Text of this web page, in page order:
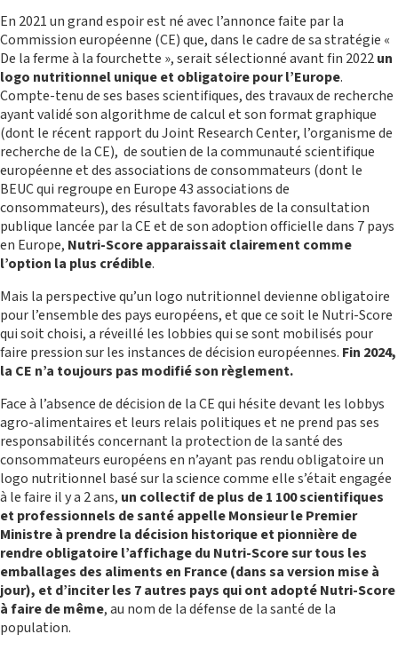
MISSIONS INTERNATIONALES
ACTIONS DE PLAIDOYER
RECHERCHE
En 2021 un grand espoir est né avec l’annonce faite par la
Commission européenne (CE) que, dans le cadre de sa stratégie «
De la ferme à la fourchette », serait sélectionné avant fin 2022un
logo nutritionnel unique et obligatoire pour l’Europe.
Compte-tenu de ses bases scientifiques, des travaux de recherche
ayant validé son algorithme de calcul et son format graphique
(dont le récent rapport du Joint Research Center, l’organisme de
recherche de la CE), de soutien de la communauté scientifique
européenne et des associations de consommateurs (dont le
BEUC qui regroupe en Europe 43 associations de
consommateurs), des résultats favorables de la consultation
publique lancée par la CE et de son adoption officielle dans 7 pays
en Europe, Nutri-Score apparaissait clairement comme
l’option la plus crédible.
Mais la perspective qu’un logo nutritionnel devienne obligatoire
pour l’ensemble des pays européens, et que ce soit le Nutri-Score
qui soit choisi, a réveillé les lobbies qui se sont mobilisés pour
faire pression sur les instances de décision européennes. Fin 2024,
la CE n’a toujours pas modifié son règlement.
Face à l’absence de décision de la CE qui hésite devant les lobbys
agro-alimentaires et leurs relais politiques et ne prend pas ses
responsabilités concernant la protection de la santé des
consommateurs européens en n’ayant pas rendu obligatoire un
logo nutritionnel basé sur la science comme elle s’était engagée
à le faire il y a 2 ans, un collectif de plus de 1 100 scientifiques
et professionnels de santé appelle Monsieur le Premier
Ministre à prendre la décision historique et pionnière de
rendre obligatoire l’affichage du Nutri-Score sur tous les
emballages des aliments en France (dans sa version mise à
jour), et d’inciter les 7 autres pays qui ont adopté Nutri-Score
à faire de même, au nom de la défense de la santé de la
population.